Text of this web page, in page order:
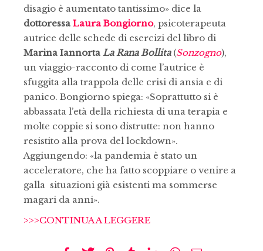
disagio è aumentato tantissimo» dice la
dottoressa Laura Bongiorno, psicoterapeuta
autrice delle schede di esercizi del libro di
Marina Iannorta La Rana Bollita(Sonzogno),
un viaggio-racconto di come l’autrice è
sfuggita alla trappola delle crisi di ansia e di
panico. Bongiorno spiega: «Soprattutto si è
abbassata l’età della richiesta di una terapia e
molte coppie si sono distrutte: non hanno
resistito alla prova del lockdown».
Aggiungendo: «la pandemia è stato un
acceleratore, che ha fatto scoppiare o venire a
galla situazioni già esistenti ma sommerse
magari da anni».
>>>CONTINUA A LEGGERE